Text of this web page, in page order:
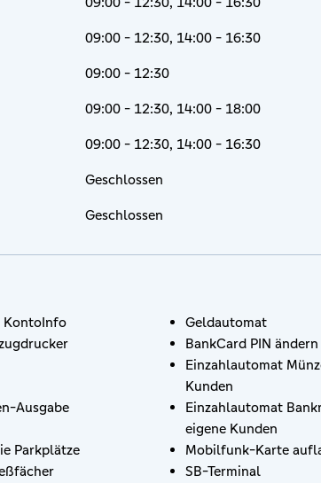
09:00 - 12:30, 14:00 - 16:30
09:00 - 12:30
09:00 - 12:30, 14:00 - 18:00
09:00 - 12:30, 14:00 - 16:30
Geschlossen
Geschlossen
KontoInfo
Geldautomat
BankCard PIN ändern
Einzahlautomat
Kunden
Ausgabe
Einzahlautomat
eigene Kunden
Parkplätze
Mobilfunk-Karte
SB-Terminal